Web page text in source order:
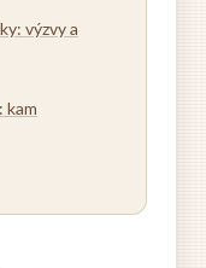
výzvy a
kam